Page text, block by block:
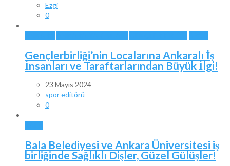
Ezgi
0
Gençlerbirliği’nin Localarına Ankaralı İş
İnsanları ve Taraftarlarından Büyük İlgi!
23 Mayıs 2024
spor editörü
0
Bala Belediyesi ve Ankara Üniversitesi iş
birliğinde Sağlıklı Dişler, Güzel Gülüşler!